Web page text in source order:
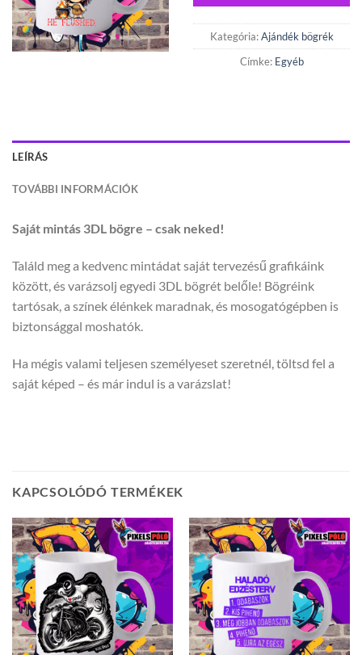
Kategória:Ajándék bögrék
Címke: Egyéb
LEÍRÁS
TOVÁBBI INFORMÁCIÓK
Saját mintás 3DL bögre – csak neked!
Találd meg a kedvenc mintádat saját tervezésű grafikáink
között, és varázsolj egyedi 3DL bögrét belőle! Bögréink
tartósak, a színek élénkek maradnak, és mosogatógépben is
biztonsággal moshatók.
Ha mégis valami teljesen személyeset szeretnél, töltsd fel a
saját képed – és már indul is a varázslat!
KAPCSOLÓDÓ TERMÉKEK